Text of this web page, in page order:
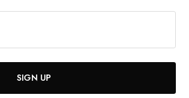
SIGN UP